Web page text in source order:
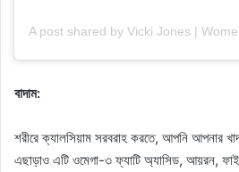
বাদাম:
শরীরে ক্যালসিয়াম সরবরাহ করতে, আপনি আপনার
এছাড়াও এটি ওমেগা-৩ ফ্যাটি অ্যাসিড, আয়রন,